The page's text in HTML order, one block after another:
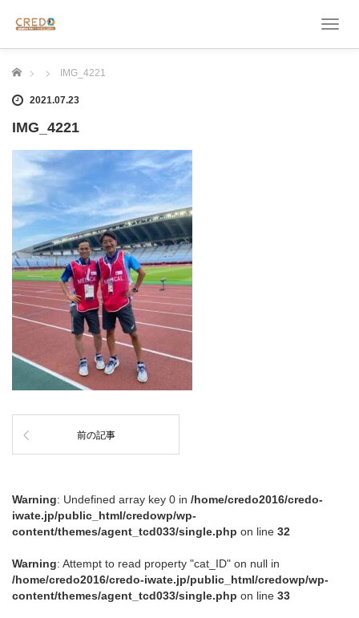
T
ホーム IMG_4221
2021.07.23
IMG_4221
前の記事
Warning: Undefined array key 0 in /home/credo2016/credo-
iwate.jp/public_html/credowp/wp-
content/themes/agent_tcd033/single.php on line 32
Warning: Attempt to read property "cat_ID" on null in
/home/credo2016/credo-iwate.jp/public_html/credowp/wp-
content/themes/agent_tcd033/single.php on line 33